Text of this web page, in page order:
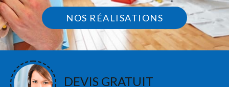
NOS RÉALISATIONS
DEVIS GRATUIT